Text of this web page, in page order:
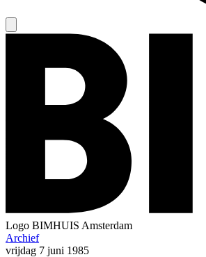
Logo BIMHUIS Amsterdam
Archief
vrijdag 7 juni 1985